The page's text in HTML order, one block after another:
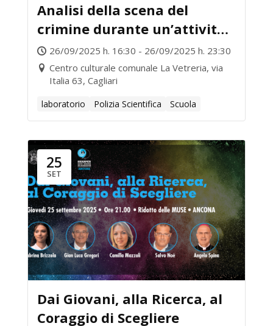
Analisi della scena del
crimine durante un’attività
di sopralluogo di Polizia
Scientifica: gli accertamenti
tecnici forensi
26/09/2025 h. 16:30 - 26/09/2025 h. 23:30
Centro culturale comunale La Vetreria, via
Italia 63, Cagliari
laboratorio Polizia Scientifica Scuola
25
SET
Dai Giovani, alla Ricerca, al
Coraggio di Scegliere